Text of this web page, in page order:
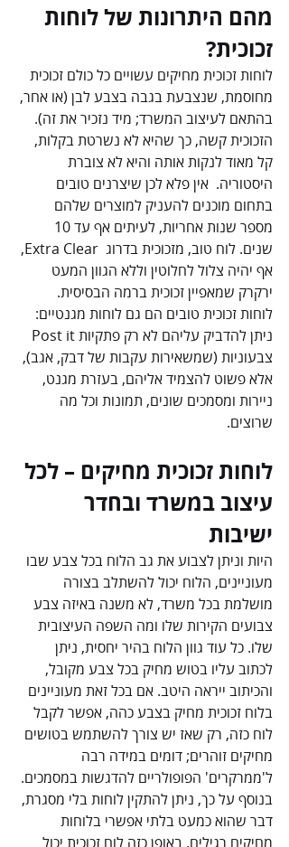
מהם היתרונות של לוחות
זכוכית?
לוחות זכוכית מחיקים עשויים כל כולם זכוכית
מחוסמת, שנצבעת בגבה בצבע לבן (או אחר,
בהתאם לעיצוב המשרד; מיד נזכיר את זה).
הזכוכית קשה, כך שהיא לא נשרטת בקלות,
קל מאוד לנקות אותה והיא לא צוברת
היסטוריה.  אין פלא לכן שיצרנים טובים
בתחום מוכנים להעניק למוצרים שלהם
שנים. לוח טוב, מזכוכית בדרוג  Extra Clear,
אף יהיה צלול לחלוטין וללא הגוון המעט
ירקרק שמאפיין זכוכית ברמה הבסיסית.
לוחות זכוכית טובים הם גם לוחות מגנטיים:
צבעוניות (שמשאירות עקבות של דבק, אגב),
אלא פשוט להצמיד אליהם, בעזרת מגנט,
ניירות ומסמכים שונים, תמונות וכל מה
שרוצים.
לוחות זכוכית מחיקים – לכל
עיצוב במשרד ובחדר
ישיבות
היות וניתן לצבוע את גב הלוח בכל צבע שבו
מעוניינים, הלוח יכול להשתלב בצורה
מושלמת בכל משרד, לא משנה באיזה צבע
צבועים הקירות שלו ומה השפה העיצובית
שלו. כל עוד גוון הלוח בהיר יחסית, ניתן
לכתוב עליו בטוש מחיק בכל צבע מקובל,
והכיתוב ייראה היטב. אם בכל זאת מעוניינים
בלוח זכוכית מחיק בצבע כהה, אפשר לקבל
לוח כזה, רק שאז יש צורך להשתמש בטושים
מחיקים זוהרים; דומים במידה רבה
ל'ממרקרים' הפופולריים להדגשות במסמכים.
בנוסף על כך, ניתן להתקין לוחות בלי מסגרת,
דבר שהוא כמעט בלתי אפשרי בלוחות
מחיקים רגילים. באופן כזה לוח זכוכית יכול